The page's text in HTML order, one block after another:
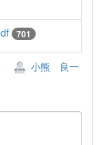
701
小熊 良一